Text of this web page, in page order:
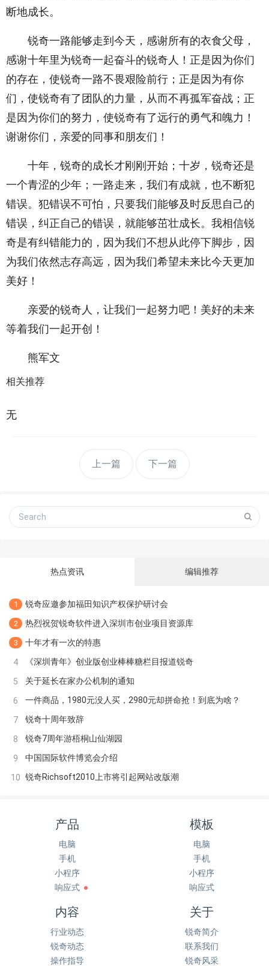
断地成长。
锐奇一路能够走到今天，感谢所有的衣食父母，
感谢十年里为锐奇一起奋斗的锐奇人！正是因为你们
的存在，使锐奇一路不畏艰险前行；正是因为有你
们，使锐奇有了团队的力量，从而不再孤军奋战；正
是因为你们的努力，使锐奇有了远行的勇气和魄力！
谢谢你们，亲爱的同事和朋友们！
十年，锐奇的成长才刚刚开始；十岁，锐奇还是
一个青涩的少年；一路走来，我们有成就，也不断犯
错误。犯错误不可怕，只要我们能够及时反思自己的
错误，纠正自己的错误，就能够茁壮成长。我相信锐
奇是有纠错能力的，因为我们不想从此停下脚步，因
为我们依然志存高远，因为我们希望未来比今天更加
美好！
亲爱的锐奇人，让我们一起努力吧！美好的未来
等着我们一起开创！
熊军文
相关推荐
无
上一篇 下一篇
热点资讯 编辑推荐
1 锐奇应邀参加福田知识产权保护研讨会
2 热烈祝贺锐奇软件进入深圳市创业项目资源库
3 十年才有一次的特惠
4 《深圳青年》创业版创业棒棒糖栏目报道锐奇
5 关于延长在家办公机制的通知
6 一件商品，1980元没人买，2980元却拼命抢！到底为啥？
7 锐奇十周年致辞
8 锐奇7周年游梧桐山仙湖园
9 中国国际软件博览会介绍
10 锐奇Richsoft2010上市将引起网站改版潮
产品
电脑
手机
小程序
响应式
模板
电脑
手机
小程序
响应式
内容
行业动态
锐奇动态
操作指导
关于
锐奇简介
联系我们
锐奇风采